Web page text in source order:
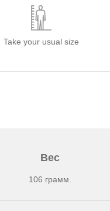
Take your usual size
Вес
106 грамм.